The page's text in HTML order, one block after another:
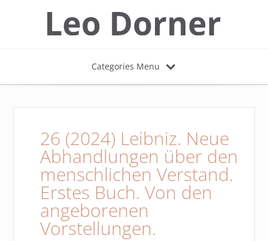
Categories Menu
26 (2024) Leibniz. Neue
Abhandlungen über den
menschlichen Verstand.
Erstes Buch. Von den
angeborenen
Vorstellungen.